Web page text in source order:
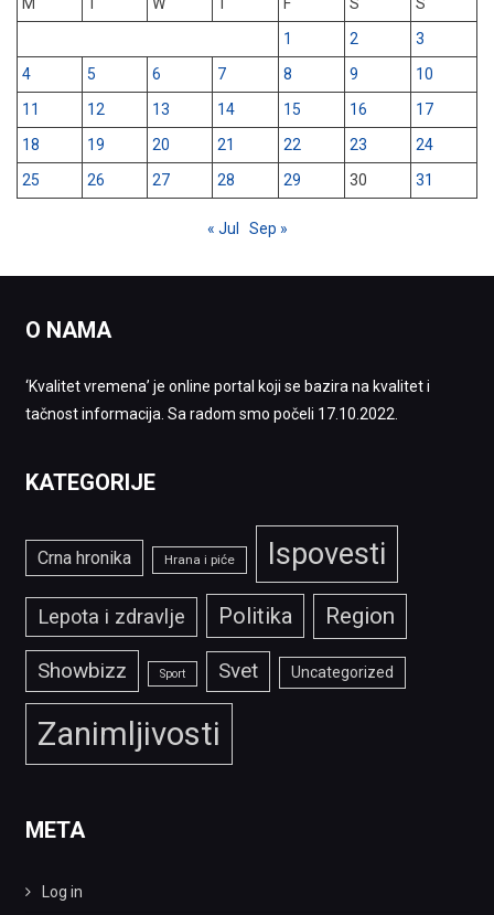
1
2
3
4
5 6 7 8 9
10
11
12 13 14 15 16
17
18
19 20 21 22 23
24
25
26 27 28 29 30 31
« Jul Sep »
O NAMA
‘Kvalitet vremena’ je online portal koji se bazira na kvalitet i
tačnost informacija. Sa radom smo počeli 17.10.2022.
KATEGORIJE
Crna hronika Hrana i piće Ispovesti
Lepota i zdravlje Politika Region
Showbizz Sport Svet Uncategorized
Zanimljivosti
META
Log in